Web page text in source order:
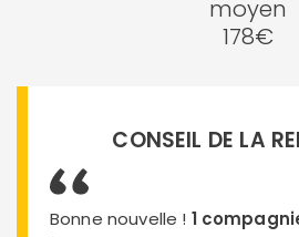
moyen
178€
CONSEIL DE LA
Bonne nouvelle ! 1